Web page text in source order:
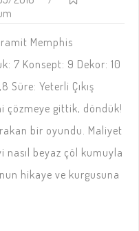
Memphis
7 Konsept: 9 Dekor: 10
Süre: Yeterli Çıkış
çözmeye gittik, döndük!
bir oyundu. Maliyet
beyaz çöl kumuyla
hikaye ve kurgusuna